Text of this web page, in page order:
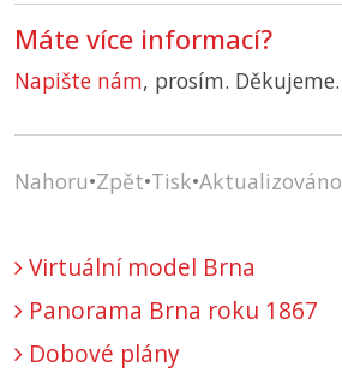
Máte více informací?
Napište nám, prosím. Děkujeme.
Nahoru•Zpět•Tisk•
Virtuální model Brna
Panorama Brna roku 1867
Dobové plány